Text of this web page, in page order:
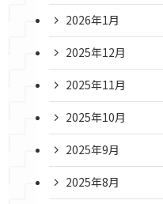
2026年1月
2025年12月
2025年11月
2025年10月
2025年9月
2025年8月